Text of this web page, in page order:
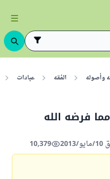
وأصوله الفقه عبادات
فرضه الله
10,379